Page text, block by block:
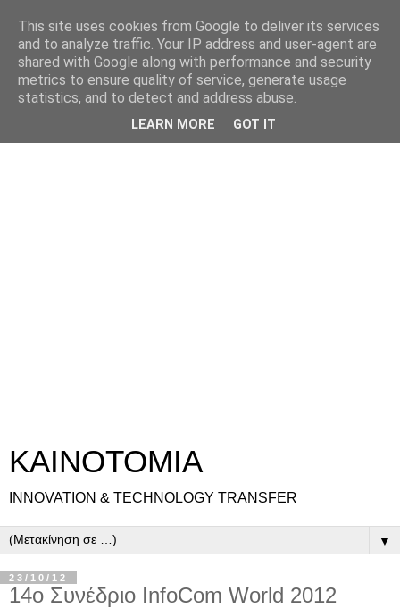
ΚΑΙΝΟΤΟΜΙΑ
INNOVATION & TECHNOLOGY TRANSFER
▼
23/10/12
14ο Συνέδριο InfoCom World 2012
This site uses cookies from Google to deliver its services
and to analyze traffic. Your IP address and user-agent are
shared with Google along with performance and security
metrics to ensure quality of service, generate usage
statistics, and to detect and address abuse.
LEARN MORE GOT IT